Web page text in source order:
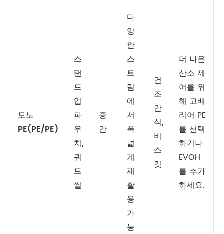
모노
PE(PE/PE)
스
탠
드
업
파
우
치,
쿼
드
씰
중
간
다
양
한
스
트
림
에
서
폭
넓
게
재
활
용
가
능
건
조
간
식,
비
스
킷
더 나은
산소 제
어를 위
해 고배
리어 PE
를 선택
하거나
EVOH
를 추가
하세요.